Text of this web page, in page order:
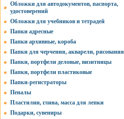
Обложки для автодокументов, паспорта,
удостоверений
Обложки для учебников и тетрадей
Папки адресные
Папки архивные, короба
Папки для черчения, акварели, рисования
Папки, портфели деловые, визитницы
Папки, портфели пластиковые
Папки-регистраторы
Пеналы
Пластилин, глина, масса для лепки
Подарки, сувениры